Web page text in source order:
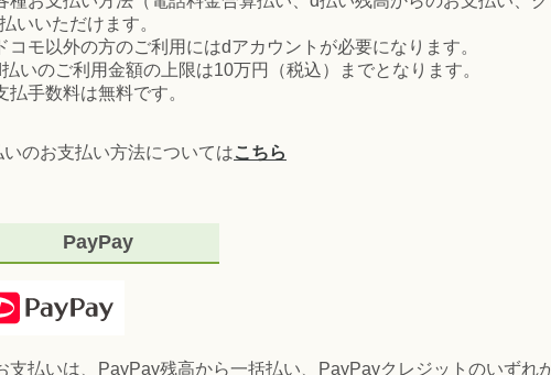
払いいただけます。
コモ以外の方のご利用にはdアカウントが必要になります。
いのご利用金額の上限は10万円（税込）までとなります。
払手数料は無料です。
いのお支払い方法についてはこちら
PayPay
支払いは、PayPay残高から一括払い、PayPayクレジットのいずれ